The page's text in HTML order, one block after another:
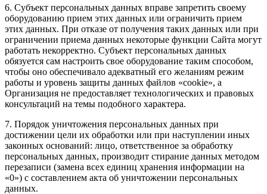
6. Субъект персональных данных вправе запретить своему
оборудованию прием этих данных или ограничить прием
этих данных. При отказе от получения таких данных или при
ограничении приема данных некоторые функции Сайта могут
работать некорректно. Субъект персональных данных
обязуется сам настроить свое оборудование таким способом,
чтобы оно обеспечивало адекватный его желаниям режим
работы и уровень защиты данных файлов «cookie», а
Организация не предоставляет технологических и правовых
консультаций на темы подобного характера.
7. Порядок уничтожения персональных данных при
достижении цели их обработки или при наступлении иных
законных оснований: лицо, ответственное за обработку
персональных данных, производит стирание данных методом
перезаписи (замена всех единиц хранения информации на
«0») с составлением акта об уничтожении персональных
данных.